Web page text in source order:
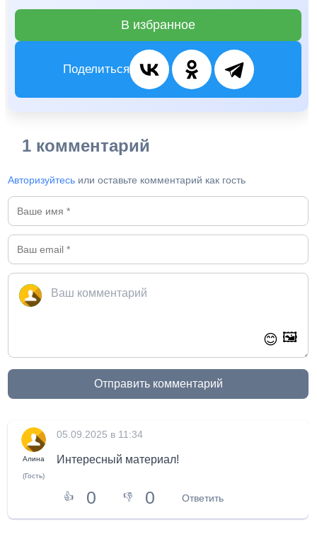
В избранное
Поделиться
1 комментарий
Авторизуйтесь или оставьте комментарий как гость
😊 🖼️
Отправить комментарий
Алина
(Гость)
05.09.2025 в 11:34
Интересный материал!
👍 0 👎 0 Ответить